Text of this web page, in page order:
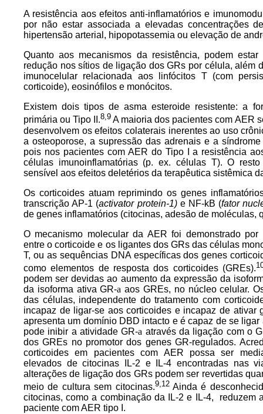
A resistência aos efeitos anti-inflamatórios e
por não estar associada a elevadas concentrações
hipertensão arterial, hipopotassemia ou elevação de
Quanto aos mecanismos da resistência, podem
redução nos sítios de ligação dos GRs por célula, além
imunocelular relacionada aos linfócitos T (com
corticoide), eosinófilos e monócitos.
Existem dois tipos de asma esteroide resistente: a
primária ou Tipo II.8,9 A maioria dos pacientes com AER
desenvolvem os efeitos colaterais inerentes ao uso
a osteoporose, a supressão das adrenais e a
pois nos pacientes com AER do Tipo I a resistência
células imunoinflamatórias (p. ex. células T). O
sensível aos efeitos deletérios da terapêutica sistêmica
Os corticoides atuam reprimindo os genes
transcrição AP-1 (activator protein-1) e NF-kB (fator
de genes inflamatórios (citocinas, adesão de moléculas,
O mecanismo molecular da AER foi demonstrado
entre o corticoide e os ligantes dos GRs das células
T, ou as sequências DNA específicas dos genes
como elementos de resposta dos corticoides (GREs).
podem ser devidas ao aumento da expressão da
da isoforma ativa GR-a aos GREs, no núcleo celular.
das células, independente do tratamento com
incapaz de ligar-se aos corticoides e incapaz de
apresenta um domínio DBD intacto e é capaz de se
pode inibir a atividade GR-a através da ligação com o
dos GREs no promotor dos genes GR-regulados.
corticoides em pacientes com AER possa ser
elevados de citocinas IL-2 e IL-4 encontradas nas
alterações de ligação dos GRs podem ser revertidas
meio de cultura sem citocinas.9,12Ainda é
citocinas, como a combinação da IL-2 e IL-4, reduzem
paciente com AER tipo I.